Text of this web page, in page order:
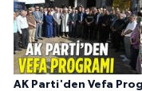
AK Parti'den Vefa